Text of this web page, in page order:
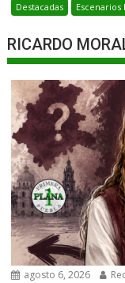
Destacadas
RICARDO
agosto 6, 2026